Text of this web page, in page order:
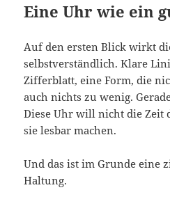
Eine Uhr wie ein
Auf den ersten Blick wirkt
selbstverständlich. Klare
Zifferblatt, eine Form, die
auch nichts zu wenig.
Diese Uhr will nicht die Zeit
sie lesbar machen.
Und das ist im Grunde eine
Haltung.